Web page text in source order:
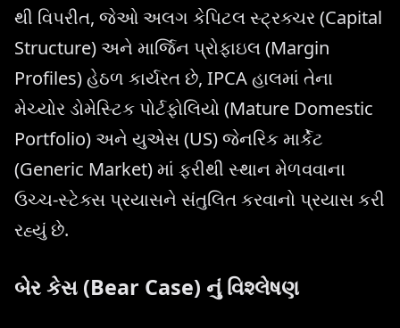
થી વિપરીત, જેઓ અલગ કેપિટલ સ્ટ્રક્ચર (Capital
Structure) અને માર્જિન પ્રોફાઇલ (Margin
Profiles) હેઠળ કાર્યરત છે, IPCA હાલમાં તેના
મેચ્યોર ડોમેસ્ટિક પોર્ટફોલિયો (Mature Domestic
Portfolio) અને યુએસ (US) જેનરિક માર્કેટ
(Generic Market) માં ફરીથી સ્થાન મેળવવાના
ઉચ્ચ-સ્ટેક્સ પ્રયાસને સંતુલિત કરવાનો પ્રયાસ કરી
રહ્યું છે.
બેર કેસ (Bear Case) નું વિશ્લેષણ